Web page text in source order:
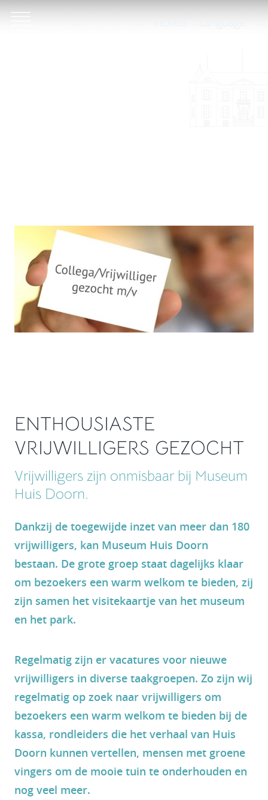
ENTHOUSIASTE
VRIJWILLIGERS GEZOCHT
Vrijwilligers zijn onmisbaar bij Museum
Huis Doorn.
Dankzij de toegewijde inzet van meer dan 180
vrijwilligers, kan Museum Huis Doorn
bestaan. De grote groep staat dagelijks klaar
om bezoekers een warm welkom te bieden, zij
zijn samen het visitekaartje van het museum
en het park.
Regelmatig zijn er vacatures voor nieuwe
vrijwilligers in diverse taakgroepen. Zo zijn wij
regelmatig op zoek naar vrijwilligers om
bezoekers een warm welkom te bieden bij de
kassa, rondleiders die het verhaal van Huis
Doorn kunnen vertellen, mensen met groene
vingers om de mooie tuin te onderhouden en
nog veel meer.